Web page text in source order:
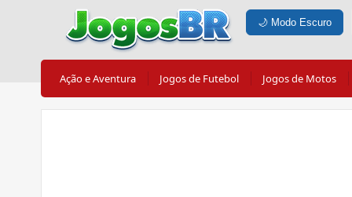
🌙 Modo Escuro
Ação e Aventura Jogos de Futebol Jogos de Motos